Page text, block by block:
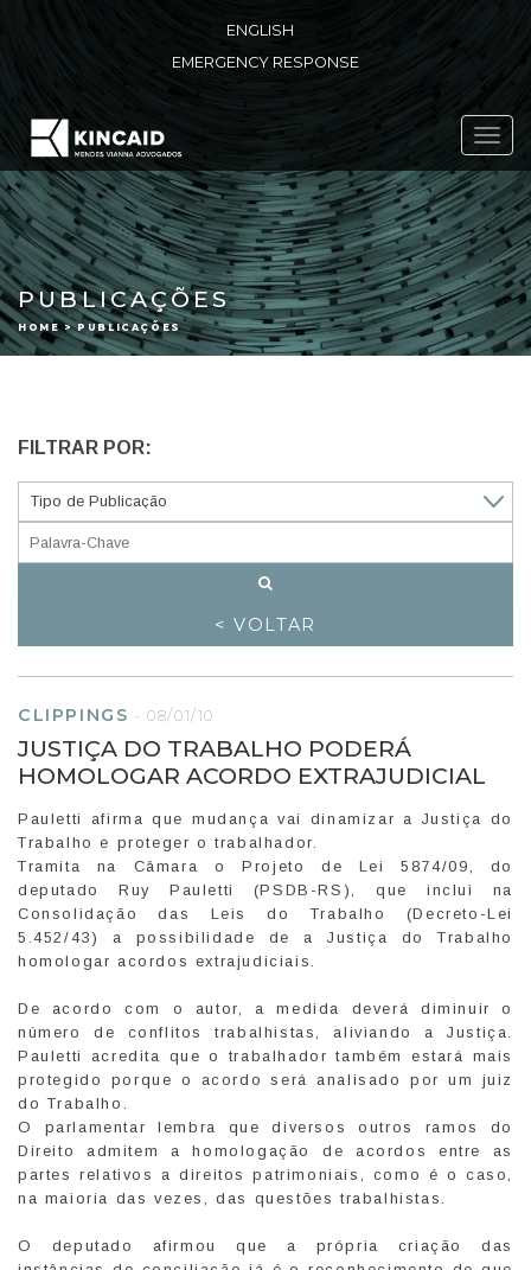
ENGLISH
EMERGENCY RESPONSE
PUBLICAÇÕES
HOME > PUBLICAÇÕES
FILTRAR POR:
< VOLTAR
CLIPPINGS -08/01/10
JUSTIÇA DO TRABALHO PODERÁ
HOMOLOGAR ACORDO EXTRAJUDICIAL
Pauletti afirma que mudança vai dinamizar a Justiça do
Trabalho e proteger o trabalhador.
Tramita na Câmara o Projeto de Lei 5874/09, do
deputado Ruy Pauletti (PSDB-RS), que inclui na
Consolidação das Leis do Trabalho (Decreto-Lei
5.452/43) a possibilidade de a Justiça do Trabalho
homologar acordos extrajudiciais.
De acordo com o autor, a medida deverá diminuir o
número de conflitos trabalhistas, aliviando a Justiça.
Pauletti acredita que o trabalhador também estará mais
protegido porque o acordo será analisado por um juiz
do Trabalho.
O parlamentar lembra que diversos outros ramos do
Direito admitem a homologação de acordos entre as
partes relativos a direitos patrimoniais, como é o caso,
na maioria das vezes, das questões trabalhistas.
O deputado afirmou que a própria criação das